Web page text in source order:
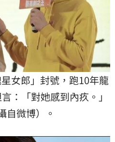
女郎」封號，跑10年龍
：「對她感到內疚。」
自微博）。